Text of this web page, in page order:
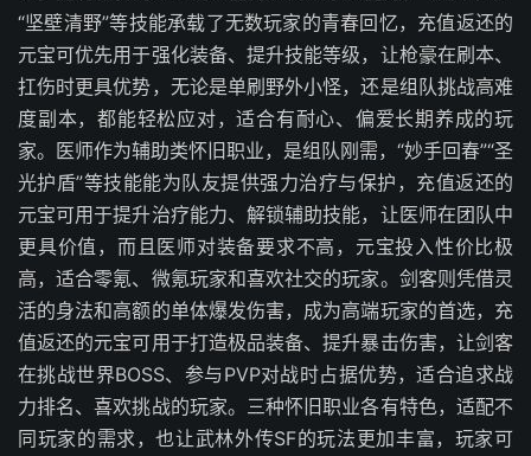
“坚壁清野”等技能承载了无数玩家的青春回忆，充值返还的
元宝可优先用于强化装备、提升技能等级，让枪豪在刷本、
扛伤时更具优势，无论是单刷野外小怪，还是组队挑战高难
度副本，都能轻松应对，适合有耐心、偏爱长期养成的玩
家。医师作为辅助类怀旧职业，是组队刚需，“妙手回春”“圣
光护盾”等技能能为队友提供强力治疗与保护，充值返还的
元宝可用于提升治疗能力、解锁辅助技能，让医师在团队中
更具价值，而且医师对装备要求不高，元宝投入性价比极
高，适合零氪、微氪玩家和喜欢社交的玩家。剑客则凭借灵
活的身法和高额的单体爆发伤害，成为高端玩家的首选，充
值返还的元宝可用于打造极品装备、提升暴击伤害，让剑客
在挑战世界BOSS、参与PVP对战时占据优势，适合追求战
力排名、喜欢挑战的玩家。三种怀旧职业各有特色，适配不
同玩家的需求，也让武林外传SF的玩法更加丰富，玩家可